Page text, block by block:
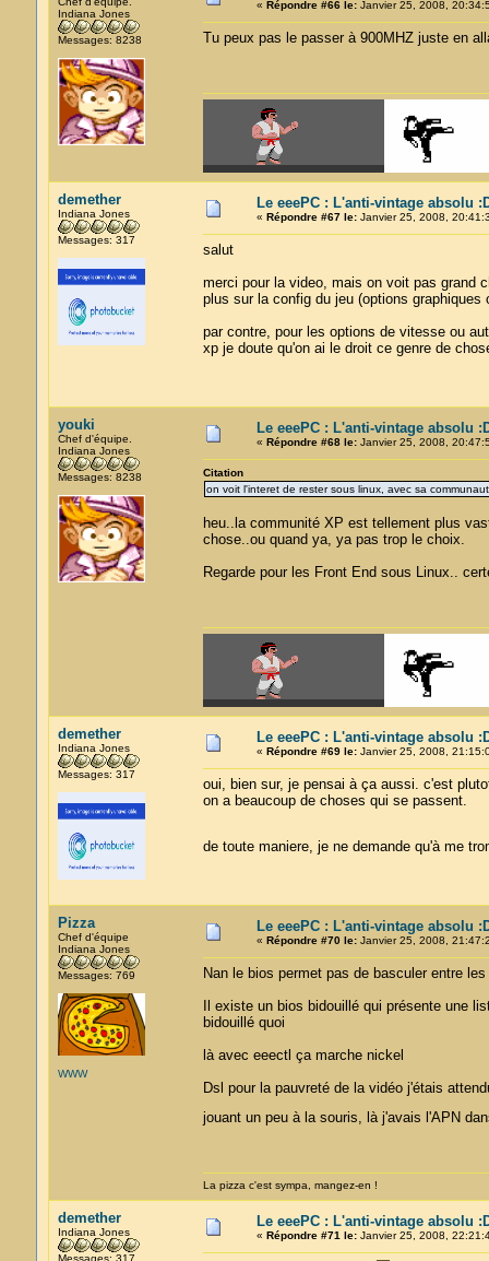
Indiana Jones
Messages: 8238
« Répondre #66 le:Janvier 25, 2008,
Tu peux pas le passer à 900MHZ juste en
demether
Indiana Jones
Messages: 317
Le eeePC : L'anti-vintage absolu
« Répondre #67 le:Janvier 25, 2008,
salut
merci pour la video, mais on voit pas grand
plus sur la config du jeu (options
par contre, pour les options de vitesse ou
xp je doute qu'on ai le droit ce genre de
youki
Chef d'équipe.
Indiana Jones
Messages: 8238
Le eeePC : L'anti-vintage absolu
« Répondre #68 le:Janvier 25, 2008,
Citation
on voit l'interet de rester sous linux, avec sa
heu..la communité XP est tellement plus
chose..ou quand ya, ya pas trop le choix.
Regarde pour les Front End sous Linux..
demether
Indiana Jones
Messages: 317
Le eeePC : L'anti-vintage absolu
« Répondre #69 le:Janvier 25, 2008,
oui, bien sur, je pensai à ça aussi. c'est
on a beaucoup de choses qui se passent.
de toute maniere, je ne demande qu'à me
Pizza
Chef d'équipe
Indiana Jones
Messages: 769
WWW
Le eeePC : L'anti-vintage absolu
« Répondre #70 le:Janvier 25, 2008,
Nan le bios permet pas de basculer entre
Il existe un bios bidouillé qui présente une
bidouillé quoi
là avec eeectl ça marche nickel
Dsl pour la pauvreté de la vidéo j'étais
jouant un peu à la souris, là j'avais l'APN
La pizza c'est sympa, mangez-en !
demether
Indiana Jones
Messages: 317
Le eeePC : L'anti-vintage absolu
« Répondre #71 le:Janvier 25, 2008,